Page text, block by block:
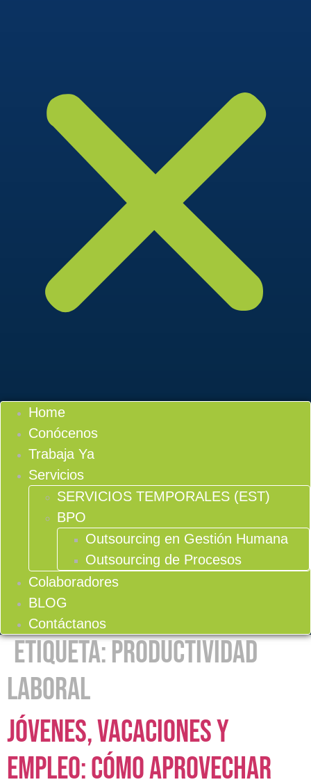
Home
Conócenos
Trabaja Ya
Servicios
SERVICIOS TEMPORALES (EST)
BPO
Outsourcing en Gestión Humana
Outsourcing de Procesos
Colaboradores
BLOG
Contáctanos
Etiqueta:productividad
laboral
Jóvenes, vacaciones y
empleo: cómo aprovechar